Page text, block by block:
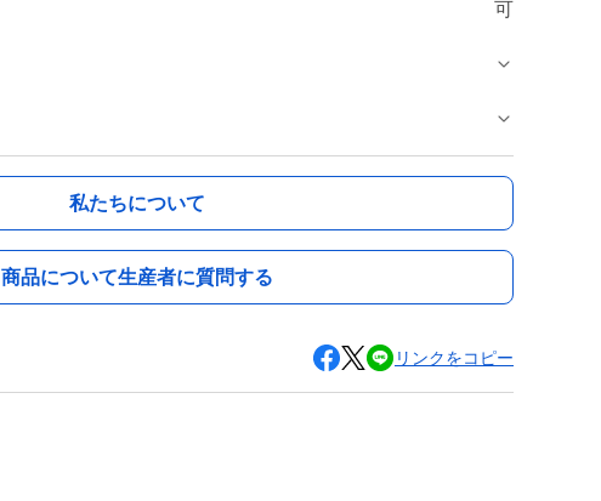
可
私たちについて
商品について生産者に質問する
リンクをコピー